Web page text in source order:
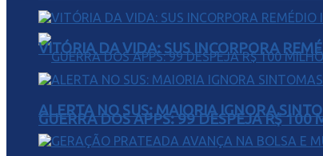
GUERRA DOS APPS: 99 DESPEJA R$ 100
VITÓRIA DA VIDA: SUS INCORPORA
ALERTA NO SUS: MAIORIA IGNORA